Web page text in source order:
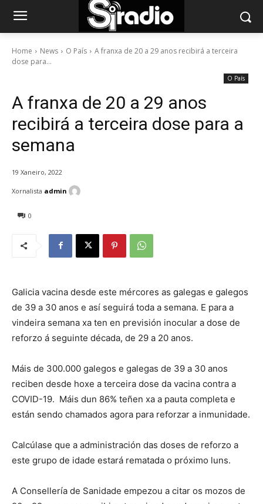
Home News O País
A franxa de 20 a 29 anos recibirá a terceira
dose para...
O País
A franxa de 20 a 29 anos
recibirá a terceira dose para a
semana
19 Xaneiro, 2022
0
Xornalista admin
Galicia vacina desde este mércores as galegas e galegos
de 39 a 30 anos e así seguirá toda a semana. E para a
vindeira semana xa ten en previsión inocular a dose de
reforzo á seguinte década, de 29 a 20 anos.
Máis de 300.000 galegos e galegas de 39 a 30 anos
reciben desde hoxe a terceira dose da vacina contra a
COVID-19. Máis dun 86% teñen xa a pauta completa e
están sendo chamados agora para reforzar a inmunidade.
Calcúlase que a administración das doses de reforzo a
este grupo de idade estará rematada o próximo luns.
A Consellería de Sanidade empezou a citar os mozos de